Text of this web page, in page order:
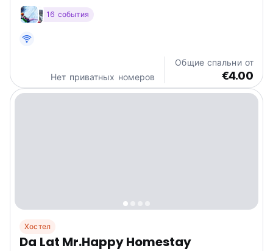
в 700 метрах, Crazy House в 100 метрах, местных
ресторанов и продуктовых магазинов.
16 события
Нет приватных номеров
Общие спальни от
€4.00
Хостел
Da Lat Mr.Happy Homestay